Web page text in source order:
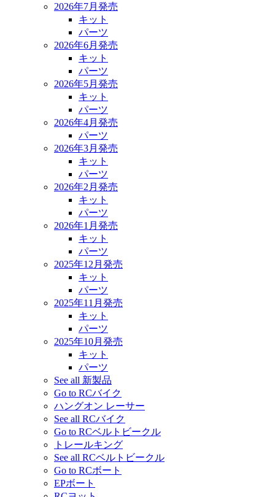
2026年7月発売
キット
パーツ
2026年6月発売
キット
パーツ
2026年5月発売
キット
パーツ
2026年4月発売
パーツ
2026年3月発売
キット
パーツ
2026年2月発売
キット
パーツ
2026年1月発売
キット
パーツ
2025年12月発売
キット
パーツ
2025年11月発売
キット
パーツ
2025年10月発売
キット
パーツ
See all 新製品
Go to RCバイク
ハングオン レーサー
See all RCバイク
Go to RCベルトビークル
トレールキング
See all RCベルトビークル
Go to RCボート
EPボート